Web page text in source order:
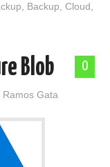
Backup Cloud
0
Blob
Gata